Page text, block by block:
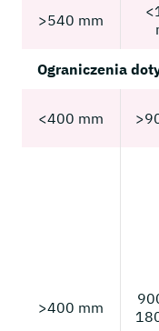
>540 mm
Ograniczenia
<400 mm
>400 mm